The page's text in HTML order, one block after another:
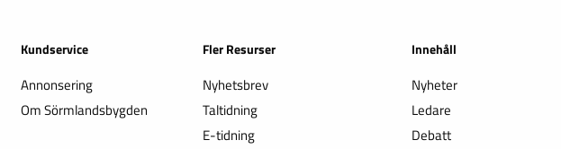
Kundservice
Annonsering
Om Sörmlandsbygden
Fler Resurser
Nyhetsbrev
Taltidning
E-tidning
Innehåll
Nyheter
Ledare
Debatt